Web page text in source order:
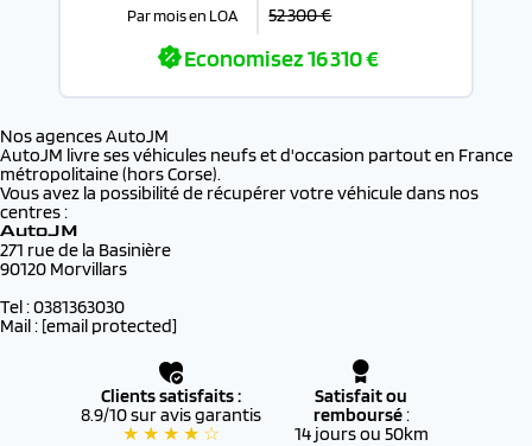
Par mois en LOA 52 300 €
Economisez16 310 €
Nos agences AutoJM
AutoJM livre ses véhicules neufs et d'occasion partout en France
métropolitaine (hors Corse).
Vous avez la possibilité de récupérer votre véhicule dans nos
centres :
AutoJM
271 rue de la Basinière
90120 Morvillars
Tel : 0381363030
Mail : [email protected]
Clients satisfaits :
8.9/10 sur avis garantis
★ ★ ★ ★ ☆
Satisfait ou
remboursé:
14 jours ou 50km